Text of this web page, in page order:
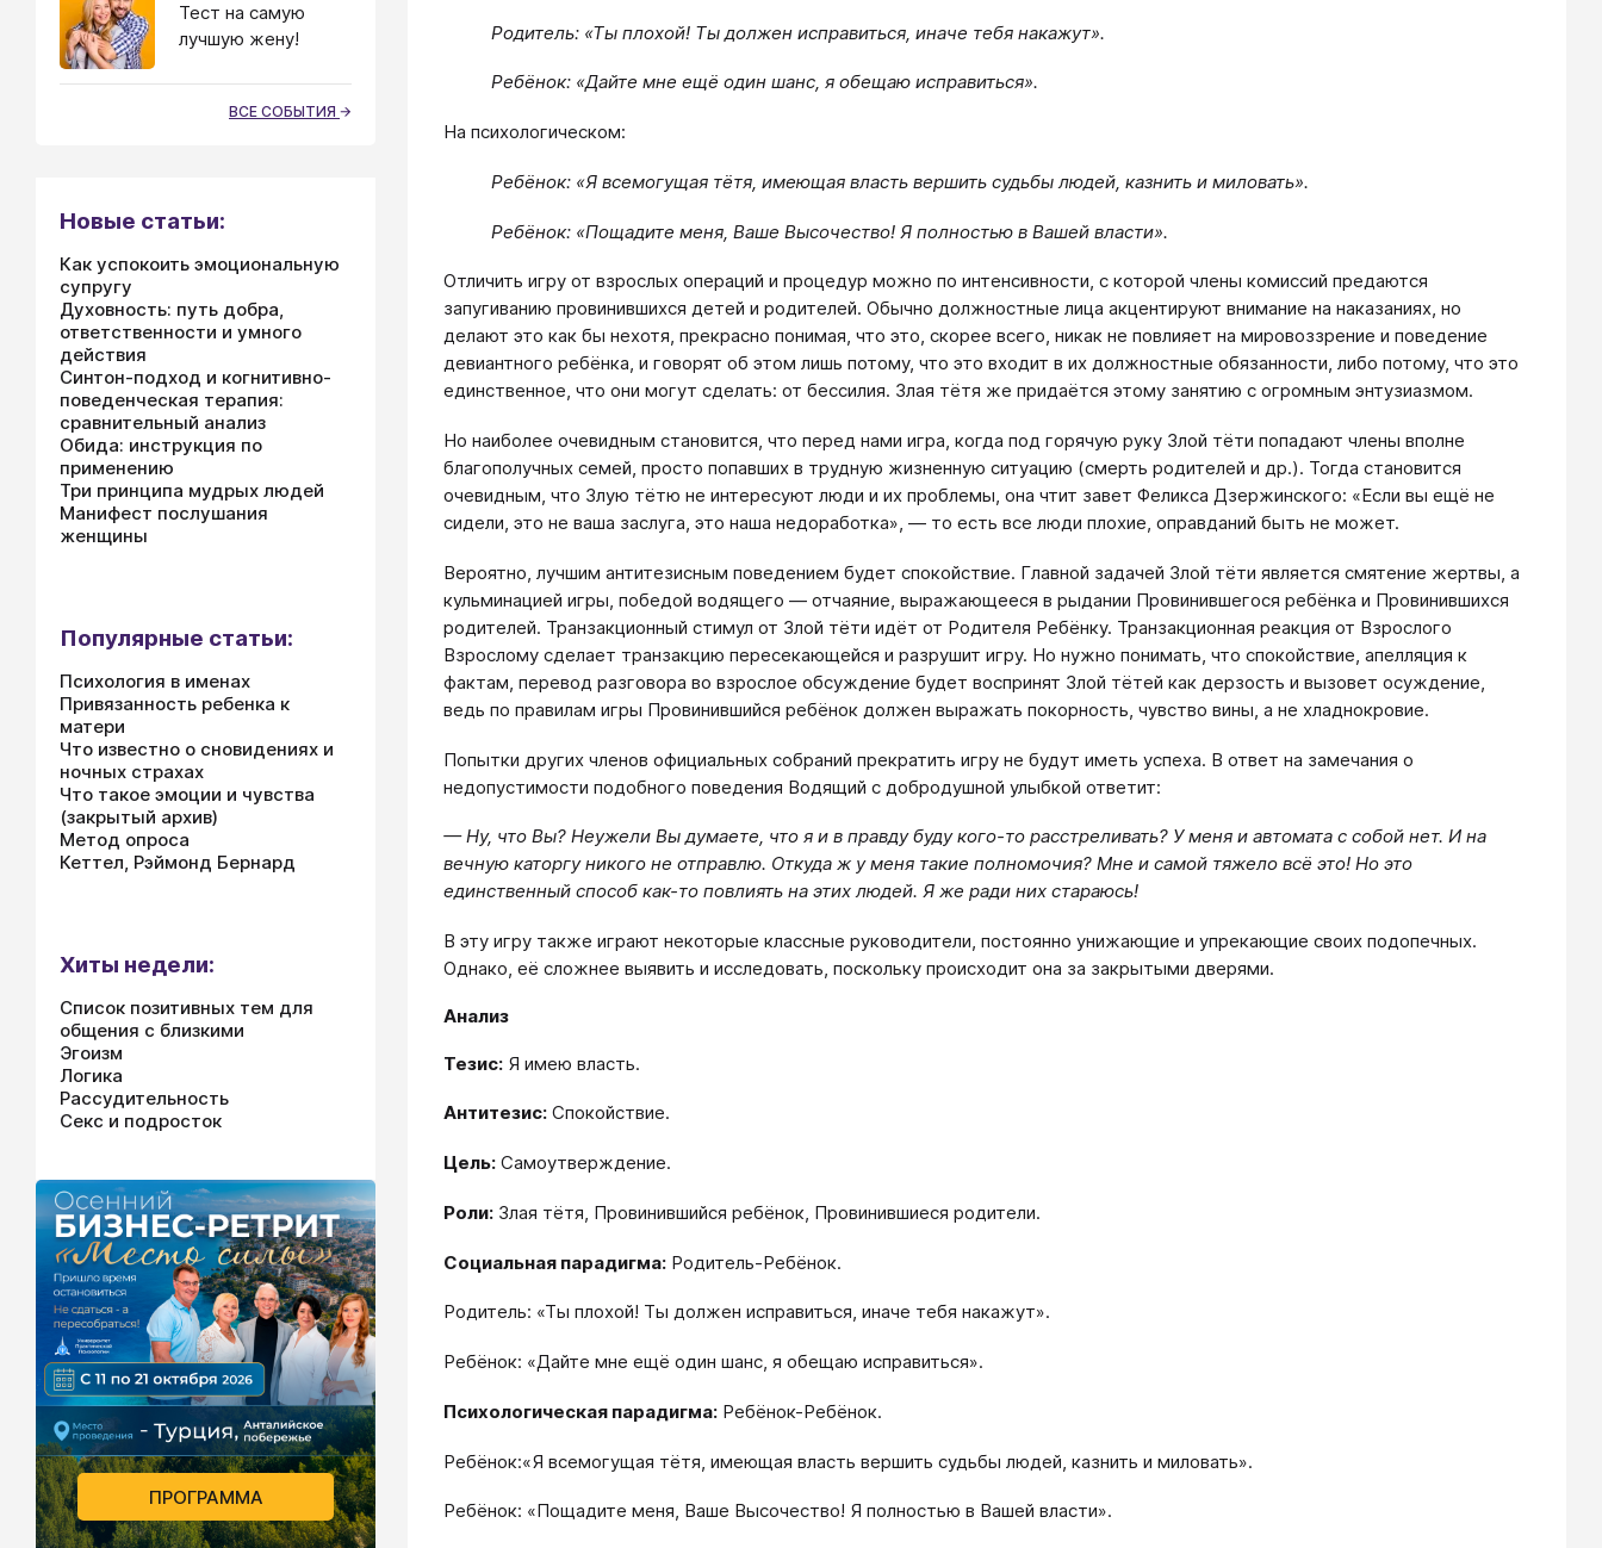
Родитель: «Ты плохой! Ты должен исправиться, иначе тебя накажут».
Ребёнок: «Дайте мне ещё один шанс, я обещаю исправиться».
На психологическом:
Ребёнок: «Я всемогущая тётя, имеющая власть вершить судьбы людей, казнить и миловать».
Ребёнок: «Пощадите меня, Ваше Высочество! Я полностью в Вашей власти».
Отличить игру от взрослых операций и процедур можно по интенсивности, с которой члены комиссий предаются
запугиванию провинившихся детей и родителей. Обычно должностные лица акцентируют внимание на наказаниях, но
делают это как бы нехотя, прекрасно понимая, что это, скорее всего, никак не повлияет на мировоззрение и поведение
девиантного ребёнка, и говорят об этом лишь потому, что это входит в их должностные обязанности, либо потому, что это
единственное, что они могут сделать: от бессилия. Злая тётя же придаётся этому занятию с огромным энтузиазмом.
Но наиболее очевидным становится, что перед нами игра, когда под горячую руку Злой тёти попадают члены вполне
благополучных семей, просто попавших в трудную жизненную ситуацию (смерть родителей и др.). Тогда становится
очевидным, что Злую тётю не интересуют люди и их проблемы, она чтит завет Феликса Дзержинского: «Если вы ещё не
сидели, это не ваша заслуга, это наша недоработка», — то есть все люди плохие, оправданий быть не может.
Вероятно, лучшим антитезисным поведением будет спокойствие. Главной задачей Злой тёти является смятение жертвы, а
кульминацией игры, победой водящего — отчаяние, выражающееся в рыдании Провинившегося ребёнка и Провинившихся
родителей. Транзакционный стимул от Злой тёти идёт от Родителя Ребёнку. Транзакционная реакция от Взрослого
Взрослому сделает транзакцию пересекающейся и разрушит игру. Но нужно понимать, что спокойствие, апелляция к
фактам, перевод разговора во взрослое обсуждение будет воспринят Злой тётей как дерзость и вызовет осуждение,
ведь по правилам игры Провинившийся ребёнок должен выражать покорность, чувство вины, а не хладнокровие.
Попытки других членов официальных собраний прекратить игру не будут иметь успеха. В ответ на замечания о
недопустимости подобного поведения Водящий с добродушной улыбкой ответит:
— Ну, что Вы? Неужели Вы думаете, что я и в правду буду кого-то расстреливать? У меня и автомата с собой нет. И на
вечную каторгу никого не отправлю. Откуда ж у меня такие полномочия? Мне и самой тяжело всё это! Но это
единственный способ как-то повлиять на этих людей. Я же ради них стараюсь!
В эту игру также играют некоторые классные руководители, постоянно унижающие и упрекающие своих подопечных.
Однако, её сложнее выявить и исследовать, поскольку происходит она за закрытыми дверями.
Анализ
Тезис: Я имею власть.
Антитезис: Спокойствие.
Цель: Самоутверждение.
Роли: Злая тётя, Провинившийся ребёнок, Провинившиеся родители.
Социальная парадигма: Родитель-Ребёнок.
Родитель: «Ты плохой! Ты должен исправиться, иначе тебя накажут».
Ребёнок: «Дайте мне ещё один шанс, я обещаю исправиться».
Психологическая парадигма: Ребёнок-Ребёнок.
Ребёнок:«Я всемогущая тётя, имеющая власть вершить судьбы людей, казнить и миловать».
Ребёнок: «Пощадите меня, Ваше Высочество! Я полностью в Вашей власти».
Тест на самую
лучшую жену!
ВСЕ СОБЫТИЯ
Новые статьи:
Как успокоить эмоциональную
супругу
Духовность: путь добра,
ответственности и умного
действия
Синтон-подход и когнитивно-
поведенческая терапия:
сравнительный анализ
Обида: инструкция по
применению
Три принципа мудрых людей
Манифест послушания
женщины
Популярные статьи:
Психология в именах
Привязанность ребенка к
матери
Что известно о сновидениях и
ночных страхах
Что такое эмоции и чувства
(закрытый архив)
Метод опроса
Кеттел, Рэймонд Бернард
Хиты недели:
Список позитивных тем для
общения с близкими
Эгоизм
Логика
Рассудительность
Секс и подросток
ПРОГРАММА